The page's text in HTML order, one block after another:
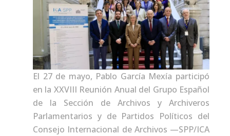
El 27 de mayo, Pablo García Mexía participó
en la XXVIII Reunión Anual del Grupo Español
de la Sección de Archivos y Archiveros
Parlamentarios y de Partidos Políticos del
Consejo Internacional de Archivos —SPP/ICA